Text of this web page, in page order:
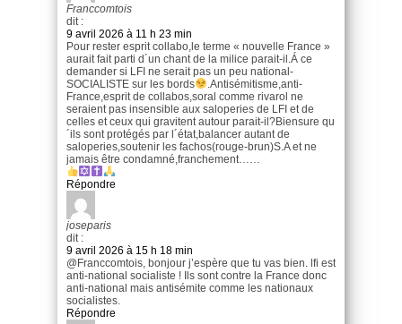
Franccomtois
dit :
9 avril 2026 à 11 h 23 min
Pour rester esprit collabo,le terme « nouvelle France »
aurait fait parti d´un chant de la milice parait-il.Á ce
demander si LFI ne serait pas un peu national-
SOCIALISTE sur les bords
.Antisémitisme,anti-
France,esprit de collabos,soral comme rivarol ne
seraient pas insensible aux saloperies de LFI et de
celles et ceux qui gravitent autour parait-il?Biensure qu
´ils sont protégés par l´état,balancer autant de
saloperies,soutenir les fachos(rouge-brun)S.A et ne
jamais être condamné,franchement……
Répondre
joseparis
dit :
9 avril 2026 à 15 h 18 min
@Franccomtois, bonjour j’espère que tu vas bien. lfi est
anti-national socialiste ! Ils sont contre la France donc
anti-national mais antisémite comme les nationaux
socialistes.
Répondre